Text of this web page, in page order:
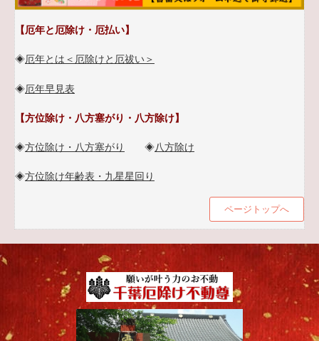
【厄年と厄除け・厄払い】
◈厄年とは＜厄除けと厄祓い＞
◈厄年早見表
【方位除け・八方塞がり・八方除け】
◈方位除け・八方塞がり ◈八方除け
◈方位除け年齢表・九星星回り
ページトップへ